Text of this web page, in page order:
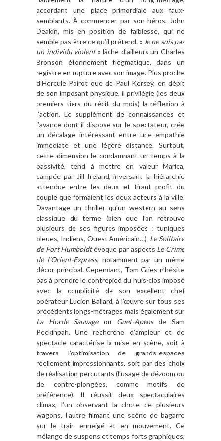
accordant une place primordiale aux faux-
semblants. À commencer par son héros, John
Deakin, mis en position de faiblesse, qui ne
semble pas être ce qu’il prétend. « Je ne suis pas
un individu violent» lâche d’ailleurs un Charles
Bronson étonnement flegmatique, dans un
registre en rupture avec son image. Plus proche
d’Hercule Poirot que de Paul Kersey, en dépit
de son imposant physique, il privilégie (les deux
premiers tiers du récit du mois) la réflexion à
l’action. Le supplément de connaissances et
l’avance dont il dispose sur le spectateur, crée
un décalage intéressant entre une empathie
immédiate et une légère distance. Surtout,
cette dimension le condamnant un temps à la
passivité, tend à mettre en valeur Marica,
campée par Jill Ireland, inversant la hiérarchie
attendue entre les deux et tirant profit du
couple que formaient les deux acteurs à la ville.
Davantage un thriller qu’un western au sens
classique du terme (bien que l’on retrouve
plusieurs de ses figures imposées : tuniques
bleues, Indiens, Ouest Américain…), Le Solitaire
de Fort Humboldtévoque par aspects Le Crime
de l’Orient-Express, notamment par un même
décor principal. Cependant, Tom Gries n’hésite
pas à prendre le contrepied du huis-clos imposé
avec la complicité de son excellent chef
opérateur Lucien Ballard, à l’œuvre sur tous ses
précédents longs-métrages mais également sur
La Horde Sauvageou Guet-Apensde Sam
Peckinpah. Une recherche d’ampleur et de
spectacle caractérise la mise en scène, soit à
travers l’optimisation de grands-espaces
réellement impressionnants, soit par des choix
de réalisation percutants (l’usage de dézoom ou
de contre-plongées, comme motifs de
préférence). Il réussit deux spectaculaires
climax, l’un observant la chute de plusieurs
wagons, l’autre filmant une scène de bagarre
sur le train enneigé et en mouvement. Ce
mélange de suspens et temps forts graphiques,